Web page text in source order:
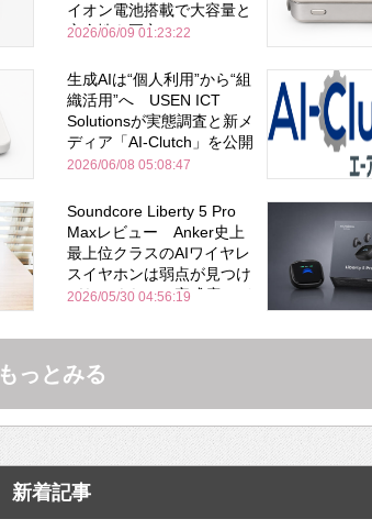
イオン電池搭載で大容量と
安全性を両立
2026/06/09 01:23:22
生成AIは“個人利用”から“組
織活用”へ USEN ICT
Solutionsが実態調査と新メ
ディア「AI-Clutch」を公開
2026/06/08 05:08:47
Soundcore Liberty 5 Pro
Maxレビュー Anker史上
最上位クラスのAIワイヤレ
スイヤホンは弱点が見つけ
づらいくらいの完成度にび
Bose並み
2026/05/30 04:56:19
もっとみる
新着記事